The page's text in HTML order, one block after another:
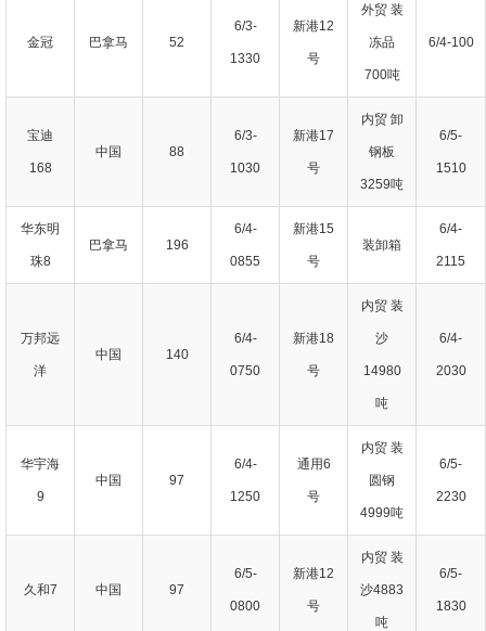
金冠 巴拿马 52
6/3-
1330
新港12
号
外贸 装
冻品
700吨
6/4-100
宝迪
168
中国 88
6/3-
1030
新港17
号
内贸 卸
钢板
3259吨
6/5-
1510
华东明
珠8
巴拿马 196
6/4-
0855
新港15
号
装卸箱
6/4-
2115
万邦远
洋
中国 140
6/4-
0750
新港18
号
内贸 装
沙
14980
吨
6/4-
2030
华宇海
9
中国 97
6/4-
1250
通用6
号
内贸 装
圆钢
4999吨
6/5-
2230
久和7 中国 97
6/5-
0800
新港12
号
内贸 装
沙4883
吨
6/5-
1830